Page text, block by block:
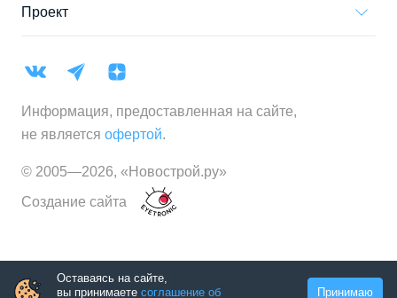
Проект
Информация, предоставленная на сайте,
не является офертой.
© 2005—2026, «Новострой.ру»
Создание сайта
Оставаясь на сайте,
вы принимаете соглашение об Принимаю